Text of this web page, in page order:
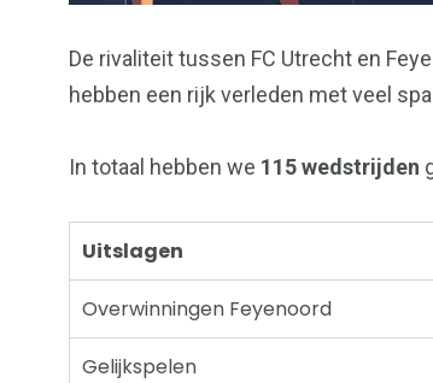
De rivaliteit tussen FC Utrecht en
hebben een rijk verleden met veel
In totaal hebben we 115 wedstrijden
Uitslagen
Overwinningen Feyenoord
Gelijkspelen